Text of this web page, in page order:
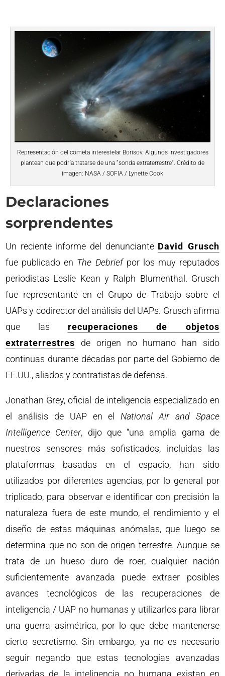
Representación del cometa interestelar Borisov. Algunos investigadores
plantean que podría tratarse de una “sonda extraterrestre”. Crédito de
imagen: NASA / SOFIA / Lynette Cook
Declaraciones
sorprendentes
Un reciente informe del denunciante David Grusch
fue publicado en The Debriefpor los muy reputados
periodistas Leslie Kean y Ralph Blumenthal. Grusch
fue representante en el Grupo de Trabajo sobre el
UAPs y codirector del análisis del UAPs. Grusch afirma
que las recuperaciones de objetos
extraterrestres de origen no humano han sido
continuas durante décadas por parte del Gobierno de
EE.UU., aliados y contratistas de defensa.
Jonathan Grey, oficial de inteligencia especializado en
el análisis de UAP en elNational Air and Space
Intelligence Center, dijo que “una amplia gama de
nuestros sensores más sofisticados, incluidas las
plataformas basadas en el espacio, han sido
utilizados por diferentes agencias, por lo general por
triplicado, para observar e identificar con precisión la
naturaleza fuera de este mundo, el rendimiento y el
diseño de estas máquinas anómalas, que luego se
determina que no son de origen terrestre. Aunque se
trata de un hueso duro de roer, cualquier nación
suficientemente avanzada puede extraer posibles
avances tecnológicos de las recuperaciones de
inteligencia / UAP no humanas y utilizarlos para librar
una guerra asimétrica, por lo que debe mantenerse
cierto secretismo. Sin embargo, ya no es necesario
seguir negando que estas tecnologías avanzadas